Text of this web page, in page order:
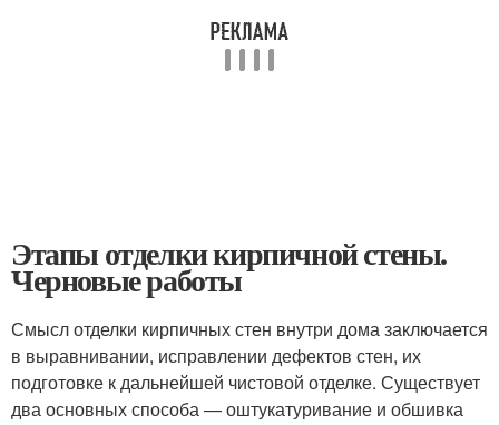
Этапы отделки кирпичной стены.
Черновые работы
Смысл отделки кирпичных стен внутри дома заключается
в выравнивании, исправлении дефектов стен, их
подготовке к дальнейшей чистовой отделке. Существует
два основных способа — оштукатуривание и обшивка